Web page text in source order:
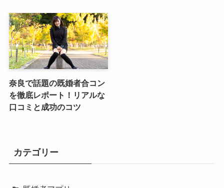
奈良で話題の既婚者合コン
を徹底レポート！リアルな
口コミと成功のコツ
カテゴリー